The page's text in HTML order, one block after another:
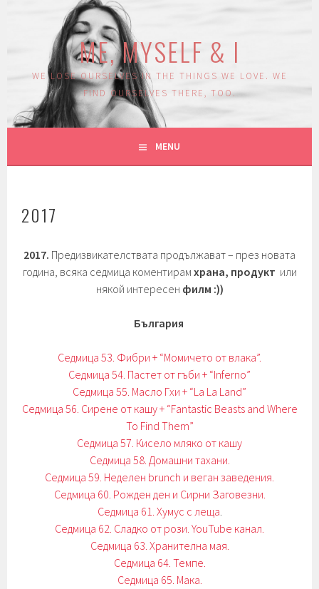
ME, MYSELF & I
WE LOSE OURSELVES IN THE THINGS WE LOVE. WE
FIND OURSELVES THERE, TOO.
MENU
2017
2017. Предизвикателствата продължават – през новата
година, всяка седмица коментирам храна, продукт или
някой интересен филм :))
България
Седмица 53. Фибри + “Момичето от влака”.
Седмица 54. Пастет от гъби + “Inferno”
Седмица 55. Масло Гхи + “La La Land”
Седмица 56. Сирене от кашу + “Fantastic Beasts and Where
To Find Them”
Седмица 57. Кисело мляко от кашу
Седмица 58. Домашни тахани.
Седмица 59. Неделен brunch и веган заведения.
Седмица 60. Рожден ден и Сирни Заговезни.
Седмица 61. Хумус с леща.
Седмица 62. Сладко от рози. YouTube канал.
Седмица 63. Хранителна мая.
Седмица 64. Темпе.
Седмица 65. Мака.